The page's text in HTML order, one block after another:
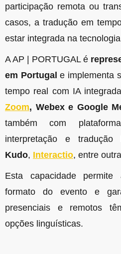
participação remota ou
casos, a tradução em
estar integrada na
A AP | PORTUGAL é
em Portugal e implementa
tempo real com IA
Zoom, Webex e Google
também com
interpretação e
Kudo, Interactio, entre
Esta capacidade
formato do evento e
presenciais e remotos
opções linguísticas.